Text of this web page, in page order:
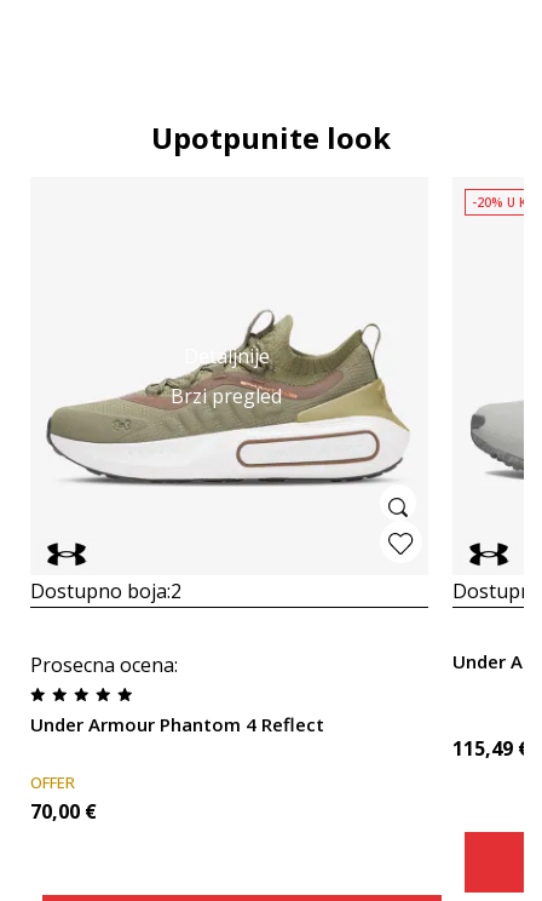
Upotpunite look
Detaljnije
Brzi pregled
Dostupno boja:2
Prosecna ocena:
Under Armour Phantom 4 Reflect
OFFER
70,00 €
-20% U
Under
115,49 €